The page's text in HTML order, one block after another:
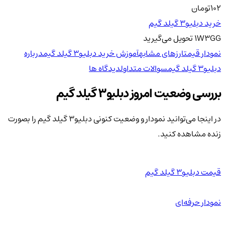
102تومان
خرید دبلیو3 گیلد گیم
1W3GGتحویلمی‌گیرید
نمودار قیمتارزهای مشابهآموزش خرید دبلیو3 گیلد گیم
درباره
دبلیو3 گیلد گیم
سوالات متداولدیدگاه ها
بررسی وضعیت امروز دبلیو3 گیلد گیم
در اینجا می‌توانید نمودار و وضعیت کنونی دبلیو3 گیلد گیم را بصورت
زنده مشاهده کنید.
قیمت دبلیو3 گیلد گیم
نمودار حرفه‌ای